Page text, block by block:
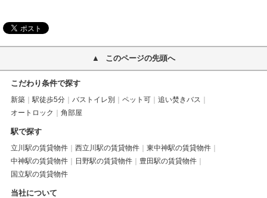
このページの先頭へ
こだわり条件で探す
新築 駅徒歩5分 バストイレ別 ペット可
追い焚きバス
オートロック
角部屋
駅で探す
立川駅の賃貸物件 西立川駅の賃貸物件
東中神駅の賃貸物件
中神駅の賃貸物件
日野駅の賃貸物件
豊田駅の賃貸物件
国立駅の賃貸物件
当社について